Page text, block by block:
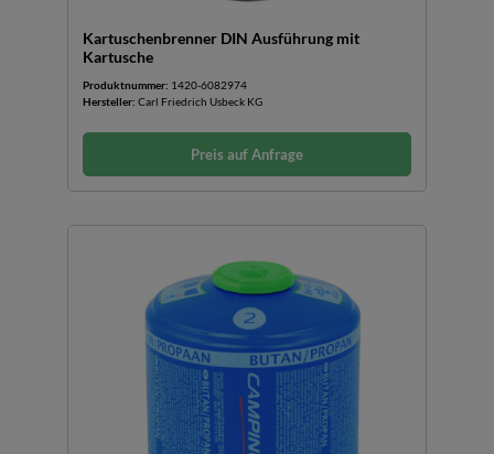
Kartuschenbrenner DIN Ausführung mit
Kartusche
Produktnummer: 1420-6082974
Hersteller: Carl Friedrich Usbeck KG
Preis auf Anfrage